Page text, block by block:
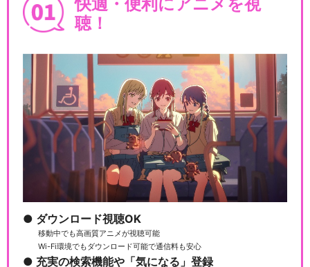
快適・便利にアニメを視
聴！
ダウンロード視聴OK
移動中でも高画質アニメが視聴可能
Wi-Fi環境でもダウンロード可能で通信料も安心
充実の検索機能や「気になる」登録